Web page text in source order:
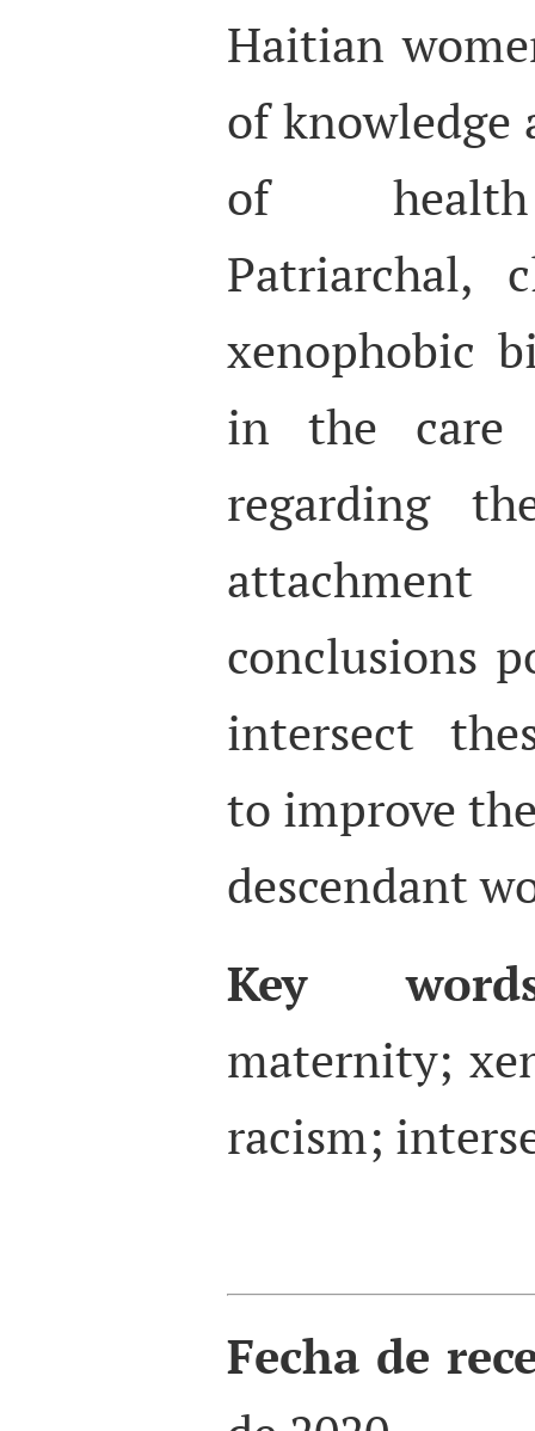
Haitian
of
of health
Patriarchal,
xenophobic
in the care
regarding
conclusions
intersect
to improve
descendant
Key
maternity;
racism;
Fecha de